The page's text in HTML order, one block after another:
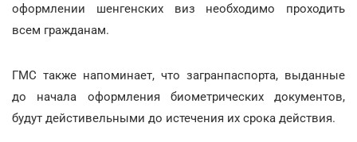
оформлении шенгенских виз необходимо проходить
всем гражданам.
ГМС также напоминает, что загранпаспорта, выданные
до начала оформления биометрических документов,
будут дейстивельными до истечения их срока действия.